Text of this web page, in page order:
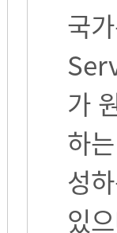
국
가
하
성
있